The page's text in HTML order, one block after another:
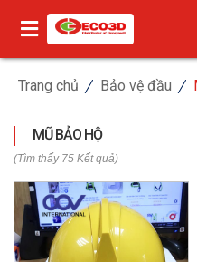
Trang chủ Bảo vệ đầu
MŨ BẢO HỘ
(Tìm thấy 75 Kết quả)